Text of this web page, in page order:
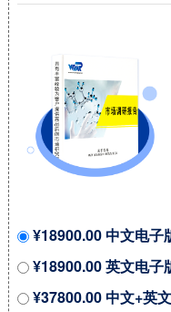
¥18900.00 中文电子
¥18900.00 英文电子
¥37800.00 中文+英